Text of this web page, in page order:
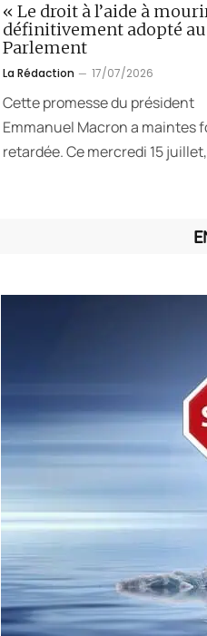
« Le droit à l’aide à
définitivement adopté au
Parlement
La Rédaction 17/07/2026
Cette promesse du président
Emmanuel Macron a maintes
retardée. Ce mercredi 15